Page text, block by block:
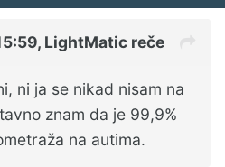
LightMatic reče
ni ja se nikad nisam na
znam da je 99,9%
na autima.